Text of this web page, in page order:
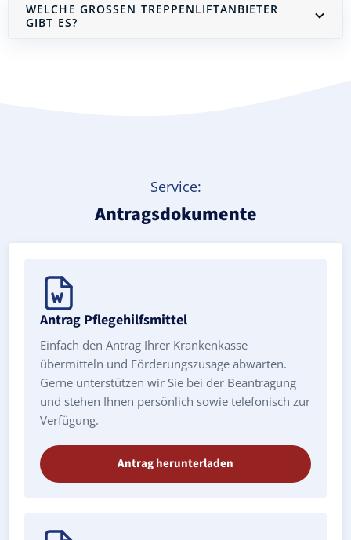
WELCHE GROSSEN TREPPENLIFTANBIETER G
IBT ES?
Service:
Antragsdokumente
Antrag Pflegehilfsmittel
Einfach den Antrag Ihrer Krankenkasse
übermitteln und Förderungszusage abwarten.
Gerne unterstützen wir Sie bei der Beantragung
und stehen Ihnen persönlich sowie telefonisch zur
Verfügung.
Antrag herunterladen